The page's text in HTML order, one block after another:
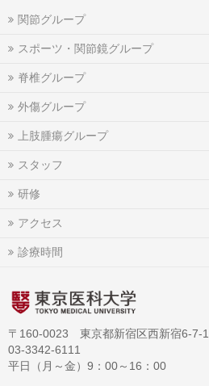
関節グループ
スポーツ・関節鏡グループ
脊椎グループ
外傷グループ
上肢腫瘍グループ
スタッフ
研修
アクセス
診療時間
〒160-0023 東京都新宿区西新宿6-7-1
03-3342-6111
平日（月～金）9：00～16：00